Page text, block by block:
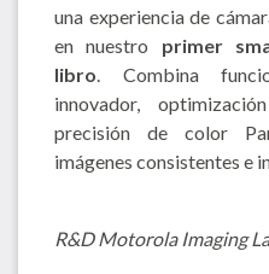
una experiencia de
en nuestro primer
libro. Combina
innovador,
precisión de color
imágenes consistentes e
R&D Motorola Imaging